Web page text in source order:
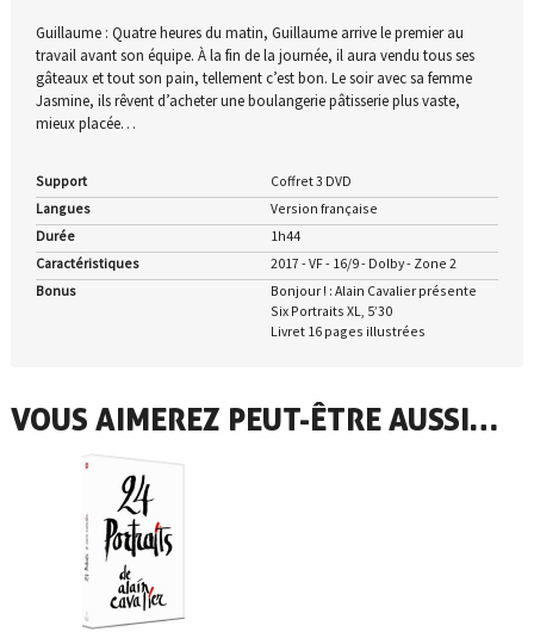
Guillaume : Quatre heures du matin, Guillaume arrive le premier au
travail avant son équipe. À la fin de la journée, il aura vendu tous ses
gâteaux et tout son pain, tellement c’est bon. Le soir avec sa femme
Jasmine, ils rêvent d’acheter une boulangerie pâtisserie plus vaste,
mieux placée…
Support
Coffret 3 DVD
Langues
Version française
Durée
1h44
Caractéristiques
2017 - VF - 16/9 - Dolby - Zone 2
Bonus
Bonjour ! : Alain Cavalier présente
Six Portraits XL, 5’30
Livret 16 pages illustrées
VOUS AIMEREZ PEUT-ÊTRE AUSSI…